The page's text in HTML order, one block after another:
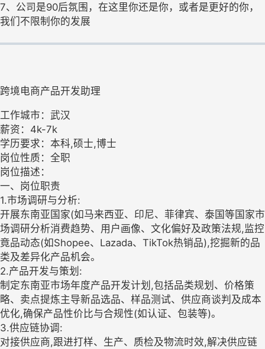
7、公司是90后氛围，在这里你还是你，或者是更好的你，
我们不限制你的发展
跨境电商产品开发助理
工作城市：武汉
薪资：4k-7k
学历要求：本科,硕士,博士
岗位性质：全职
岗位描述：
一、岗位职责
1.市场调研与分析:
开展东南亚国家(如马来西亚、印尼、菲律宾、泰国等国家市
场调研分析消费趋势、用户画像、文化偏好及政策法规,监控
竟品动态(如Shopee、Lazada、TikTok热销品),挖掘新的品
类及差异化产品机会。
2.产品开发与策划:
制定东南亚市场年度产品开发计划,包括品类规划、价格策
略、卖点提炼主导新品选品、样品测试、供应商谈判及成本
优化,确保产品性价比与合规性(如认证、包装等)。
3.供应链协调:
对接供应商,跟进打样、生产、质检及物流时效,解决供应链